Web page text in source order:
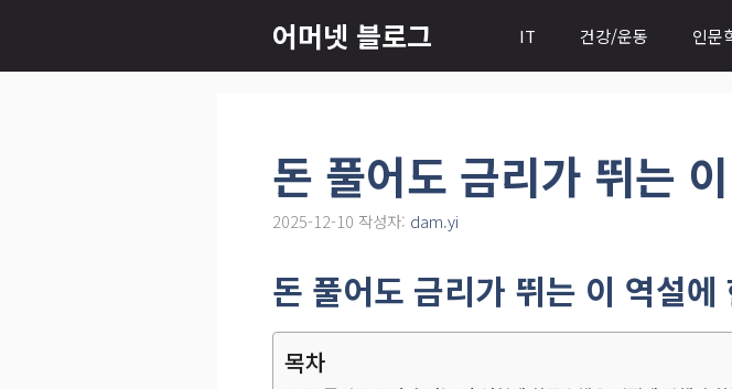
츠
어머넷 블로그 IT 건강/운동 인문
돈 풀어도 금리가 뛰는
2025-12-10 작성자: dam.yi
돈 풀어도 금리가 뛰는 이 역설
목차